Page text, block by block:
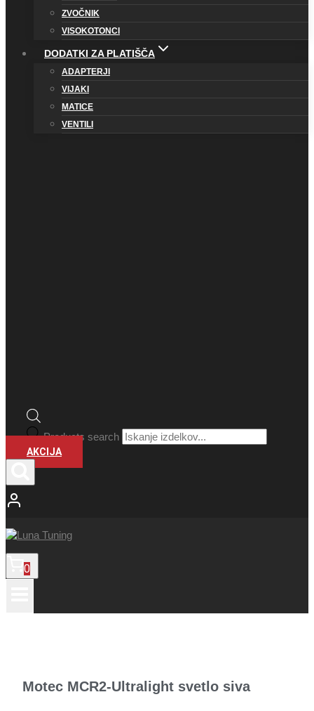
ZVOČNIK
VISOKOTONCI
DODATKI ZA PLATIŠČA
ADAPTERJI
VIJAKI
MATICE
VENTILI
Products search
AKCIJA
0
Motec MCR2-Ultralight svetlo siva